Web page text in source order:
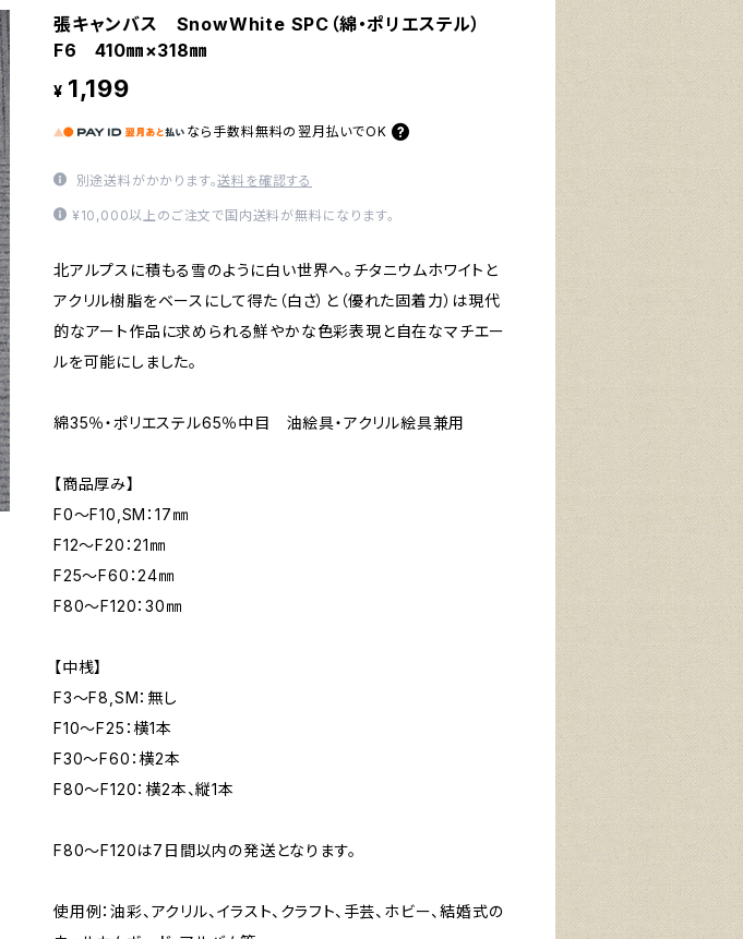
張キャンバス SnowWhite SPC（綿・ポリエステル）
F6 410㎜×318㎜
¥ 1,199
なら 手数料無料の 翌月払いでOK
別途送料がかかります。送料を確認する
¥10,000以上のご注文で国内送料が無料になります。
北アルプスに積もる雪のように白い世界へ。チタニウムホワイトと
アクリル樹脂をベースにして得た（白さ）と（優れた固着力）は現代
的なアート作品に求められる鮮やかな色彩表現と自在なマチエー
ルを可能にしました。
綿35％・ポリエステル65％中目 油絵具・アクリル絵具兼用
【商品厚み】
F0～F10,SM：17㎜
F12～F20：21㎜
F25～F60：24㎜
F80～F120：30㎜
【中桟】
F3～F8,SM：無し
F10～F25：横1本
F30～F60：横2本
F80～F120：横2本、縦1本
F80～F120は7日間以内の発送となります。
使用例：油彩、アクリル、イラスト、クラフト、手芸、ホビー、結婚式の